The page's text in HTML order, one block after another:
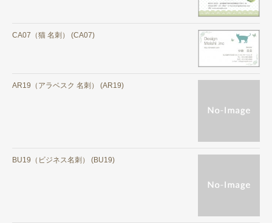
CA07（猫 名刺） (CA07)
AR19（アラベスク 名刺） (AR19)
BU19（ビジネス名刺） (BU19)